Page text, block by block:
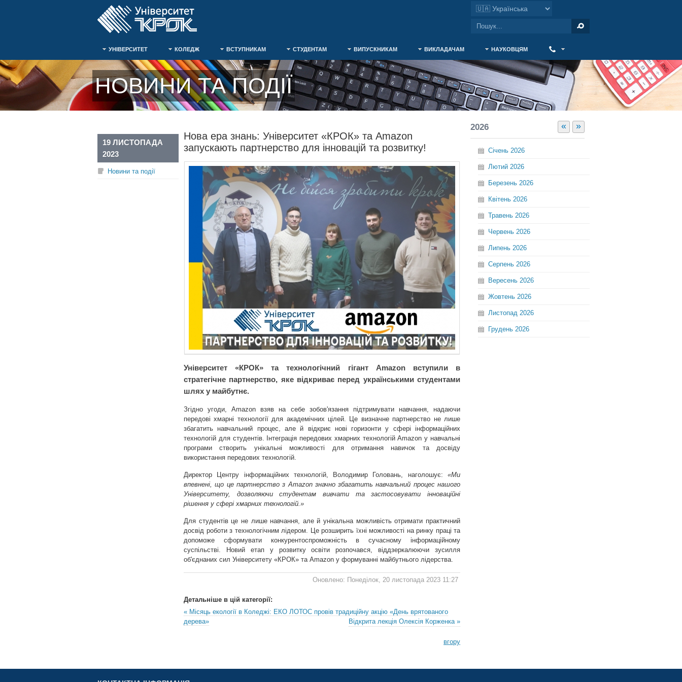
УНІВЕРСИТЕТ КОЛЕДЖ ВСТУПНИКАМ СТУДЕНТАМ ВИПУСКНИКАМ ВИКЛАДАЧАМ НАУКОВЦЯМ
НОВИНИ ТА ПОДІЇ
Нова ера знань: Університет «КРОК» та Amazon
запускають партнерство для інновацій та розвитку!
19 ЛИСТОПАДА
2023
Новини та події
Університет «КРОК» та технологічний гігант Amazon вступили в
стратегічне партнерство, яке відкриває перед українськими студентами
шлях у майбутнє.
Згідно угоди, Amazon взяв на себе зобов'язання підтримувати навчання, надаючи
передові хмарні технології для академічних цілей. Це визначне партнерство не лише
збагатить навчальний процес, але й відкриє нові горизонти у сфері інформаційних
технологій для студентів. Інтеграція передових хмарних технологій Amazon у навчальні
програми створить унікальні можливості для отримання навичок та досвіду
використання передових технологій.
Директор Центру інформаційних технологій, Володимир Головань, наголошує: «Ми
впевнені, що це партнерство з Amazon значно збагатить навчальний процес нашого
Університету, дозволяючи студентам вивчати та застосовувати інноваційні
рішення у сфері хмарних технологій.»
Для студентів це не лише навчання, але й унікальна можливість отримати практичний
досвід роботи з технологічним лідером. Це розширить їхні можливості на ринку праці та
допоможе сформувати конкурентоспроможність в сучасному інформаційному
суспільстві. Новий етап у розвитку освіти розпочався, віддзеркалюючи зусилля
об'єднаних сил Університету «КРОК» та Amazon у формуванні майбутнього лідерства.
Оновлено: Понеділок, 20 листопада 2023 11:27
Детальніше в цій категорії:
« Місяць екології в Коледжі: ЕКО ЛОТОС провів традиційну акцію «День врятованого
дерева»
Відкрита лекція Олексія Корженка »
вгору
« »
2026
Січень 2026
Лютий 2026
Березень 2026
Квітень 2026
Травень 2026
Червень 2026
Липень 2026
Серпень 2026
Вересень 2026
Жовтень 2026
Листопад 2026
Грудень 2026